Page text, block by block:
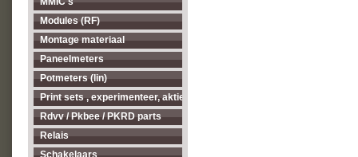
Modules (RF)
Montage materiaal
Paneelmeters
Potmeters (lin)
Print sets , experimenteer, aktieve antenne's enz...
Rdvv / Pkbee / PKRD parts
Relais
Schakelaars